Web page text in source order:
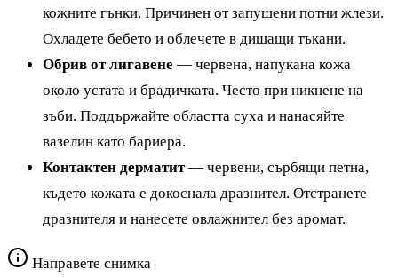
кожните гънки. Причинен от запушени потни жлези.
Охладете бебето и облечете в дишащи тъкани.
Обрив от лигавене — червена, напукана кожа
около устата и брадичката. Често при никнене на
зъби. Поддържайте областта суха и нанасяйте
вазелин като бариера.
Контактен дерматит— червени, сърбящи петна,
където кожата е докоснала дразнител. Отстранете
дразнителя и нанесете овлажнител без аромат.
Направете снимка